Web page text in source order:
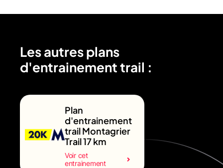
Les autres plans
d'entrainement trail :
Plan
d'entrainement
trail Montagrier
Trail 17 km
Voir cet
entrainement